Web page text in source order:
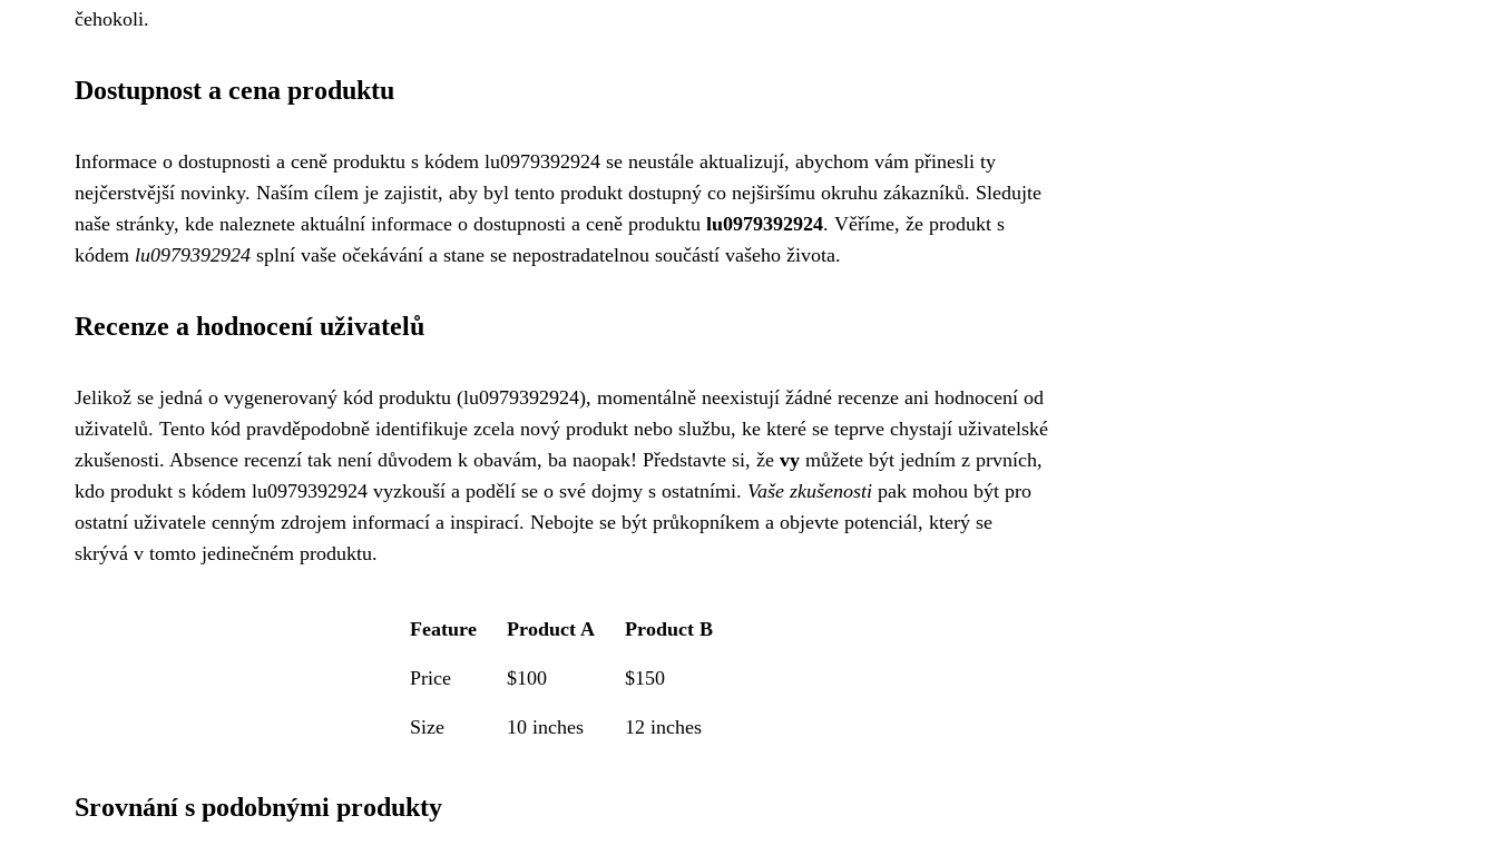
čehokoli.
Dostupnost a cena produktu
Informace o dostupnosti a ceně produktu s kódem lu0979392924 se neustále aktualizují, abychom vám přinesli ty
nejčerstvější novinky. Naším cílem je zajistit, aby byl tento produkt dostupný co nejširšímu okruhu zákazníků. Sledujte
naše stránky, kde naleznete aktuální informace o dostupnosti a ceně produktu lu0979392924. Věříme, že produkt s
kódem lu0979392924 splní vaše očekávání a stane se nepostradatelnou součástí vašeho života.
Recenze a hodnocení uživatelů
Jelikož se jedná o vygenerovaný kód produktu (lu0979392924), momentálně neexistují žádné recenze ani hodnocení od
uživatelů. Tento kód pravděpodobně identifikuje zcela nový produkt nebo službu, ke které se teprve chystají uživatelské
zkušenosti. Absence recenzí tak není důvodem k obavám, ba naopak! Představte si, že vy můžete být jedním z prvních,
kdo produkt s kódem lu0979392924 vyzkouší a podělí se o své dojmy s ostatními. Vaše zkušenosti pak mohou být pro
ostatní uživatele cenným zdrojem informací a inspirací. Nebojte se být průkopníkem a objevte potenciál, který se
skrývá v tomto jedinečném produktu.
Feature Product A Product B
Price $100 $150
Size 10 inches 12 inches
Srovnání s podobnými produkty